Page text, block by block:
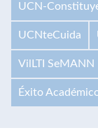
UCN-
UCNteCuida
VilLTI SeMANN
Éxito